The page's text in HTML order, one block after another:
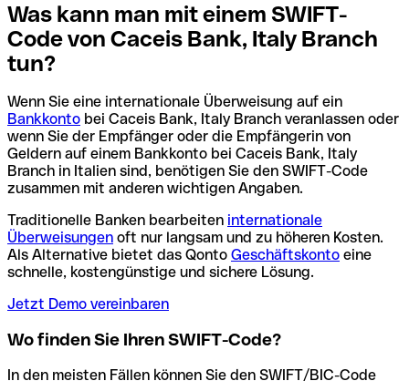
Was kann man mit einem SWIFT-
Code von Caceis Bank, Italy Branch
tun?
Wenn Sie eine internationale Überweisung auf ein
Bankkonto bei Caceis Bank, Italy Branch veranlassen oder
wenn Sie der Empfänger oder die Empfängerin von
Geldern auf einem Bankkonto bei Caceis Bank, Italy
Branch in Italien sind, benötigen Sie den SWIFT-Code
zusammen mit anderen wichtigen Angaben.
Traditionelle Banken bearbeiten internationale
Überweisungen oft nur langsam und zu höheren Kosten.
Als Alternative bietet das Qonto Geschäftskonto eine
schnelle, kostengünstige und sichere Lösung.
Jetzt Demo vereinbaren
Wo finden Sie Ihren SWIFT-Code?
In den meisten Fällen können Sie den SWIFT/BIC-Code